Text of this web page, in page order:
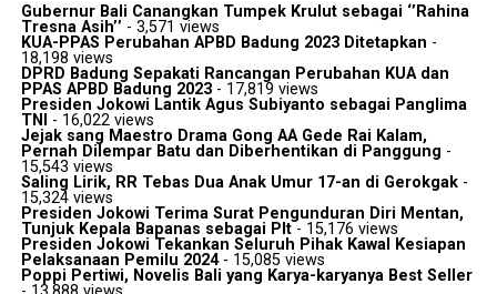
Gubernur Bali Canangkan Tumpek Krulut sebagai ‘’Rahina
Tresna Asih’’ - 3,571 views
KUA-PPAS Perubahan APBD Badung 2023 Ditetapkan -
18,198 views
DPRD Badung Sepakati Rancangan Perubahan KUA dan
PPAS APBD Badung 2023- 17,819 views
Presiden Jokowi Lantik Agus Subiyanto sebagai Panglima
TNI
- 16,022 views
Jejak sang Maestro Drama Gong AA Gede Rai Kalam,
Pernah Dilempar Batu dan Diberhentikan di Panggung -
15,543 views
Saling Lirik, RR Tebas Dua Anak Umur 17-an di Gerokgak-
15,324 views
Presiden Jokowi Terima Surat Pengunduran Diri Mentan,
Tunjuk Kepala Bapanas sebagai Plt- 15,176 views
Presiden Jokowi Tekankan Seluruh Pihak Kawal Kesiapan
Pelaksanaan Pemilu 2024- 15,085 views
Poppi Pertiwi, Novelis Bali yang Karya-karyanya Best Seller